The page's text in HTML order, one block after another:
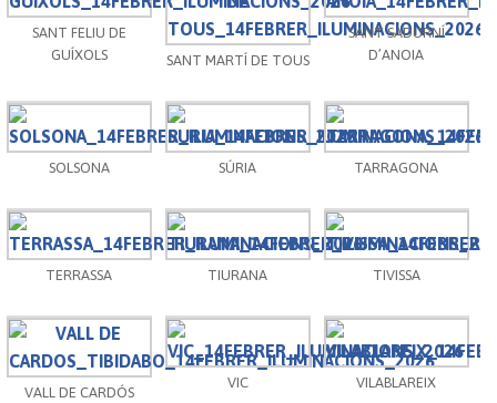
SANT FELIU DE
GUÍXOLS
SANT MARTÍ DE TOUS
SANT SADURNÍ
D’ANOIA
SOLSONA SÚRIA TARRAGONA
TERRASSA TIURANA TIVISSA
VALL DE CARDÓS
VIC VILABLAREIX